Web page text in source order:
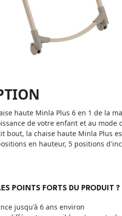
haute Minla Plus 6 en 1 de la
de votre enfant et au
bout, la chaise haute Minla Plus
en hauteur, 5 positions
POINTS FORTS DU PRODUIT ?
jusqu'à 6 ans environ